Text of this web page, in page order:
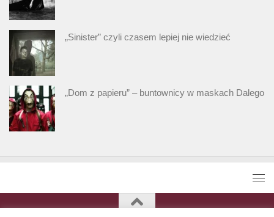
„Sinister” czyli czasem lepiej nie wiedzieć
„Dom z papieru” – buntownicy w maskach Dalego